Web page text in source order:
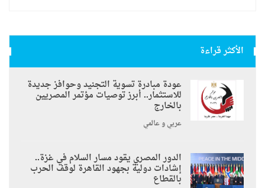
الأكثر قراءة
عودة مبادرة تسوية التجنيد وحوافز جديدة
للاستثمار.. أبرز توصيات مؤتمر المصريين
بالخارج
عربي و عالمي
الدور المصري يقود مسار السلام في غزة..
إشادات دولية بجهود القاهرة لوقف الحرب
بالقطاع